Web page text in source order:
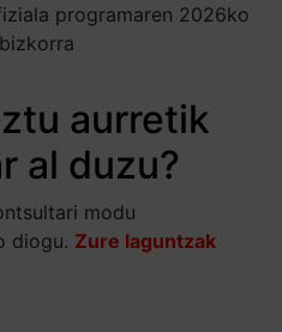
aurretik
al duzu?
modu
diogu. Zure laguntzak
programaren 2026ko